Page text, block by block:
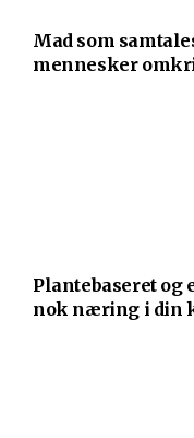
Mad som
mennesker
Plantebaseret og
nok næring i din